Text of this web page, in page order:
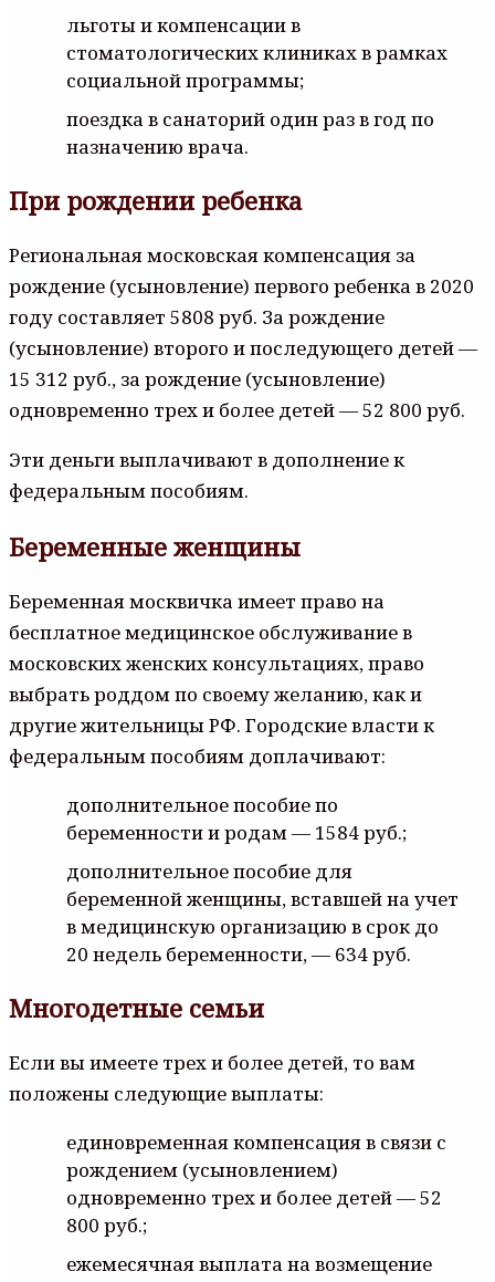
льготы и компенсации в
стоматологических клиниках в рамках
социальной программы;
поездка в санаторий один раз в год по
назначению врача.
При рождении ребенка
Региональная московская компенсация за
рождение (усыновление) первого ребенка в 2020
году составляет 5808 руб. За рождение
(усыновление) второго и последующего детей —
15 312 руб., за рождение (усыновление)
одновременно трех и более детей — 52 800 руб.
Эти деньги выплачивают в дополнение к
федеральным пособиям.
Беременные женщины
Беременная москвичка имеет право на
бесплатное медицинское обслуживание в
московских женских консультациях, право
выбрать роддом по своему желанию, как и
другие жительницы РФ. Городские власти к
федеральным пособиям доплачивают:
дополнительное пособие по
беременности и родам — 1584 руб.;
дополнительное пособие для
беременной женщины, вставшей на учет
в медицинскую организацию в срок до
20 недель беременности, — 634 руб.
Многодетные семьи
Если вы имеете трех и более детей, то вам
положены следующие выплаты:
единовременная компенсация в связи с
рождением (усыновлением)
одновременно трех и более детей — 52
800 руб.;
ежемесячная выплата на возмещение